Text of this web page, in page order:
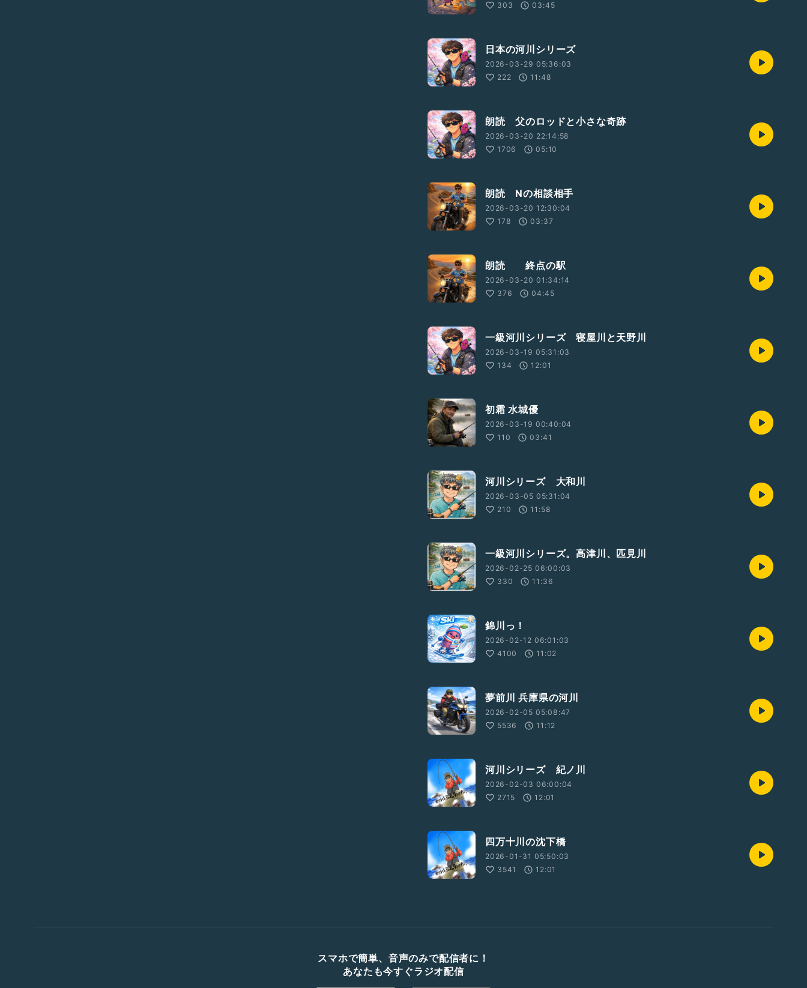
303
03:45
日本の河川シリーズ
2026-03-29 05:36:03
222
11:48
朗読 父のロッドと小さな奇跡
2026-03-20 22:14:58
1706
05:10
朗読 Nの相談相手
2026-03-20 12:30:04
178
03:37
朗読 終点の駅
2026-03-20 01:34:14
376
04:45
一級河川シリーズ 寝屋川と天野川
2026-03-19 05:31:03
134
12:01
初霜 水城優
2026-03-19 00:40:04
110
03:41
河川シリーズ 大和川
2026-03-05 05:31:04
210
11:58
一級河川シリーズ。高津川、匹見川
2026-02-25 06:00:03
330
11:36
錦川っ！
2026-02-12 06:01:03
4100
11:02
夢前川 兵庫県の河川
2026-02-05 05:08:47
5536
11:12
河川シリーズ 紀ノ川
2026-02-03 06:00:04
2715
12:01
四万十川の沈下橋
2026-01-31 05:50:03
3541
12:01
スマホで簡単、音声のみで配信者に！
あなたも今すぐラジオ配信